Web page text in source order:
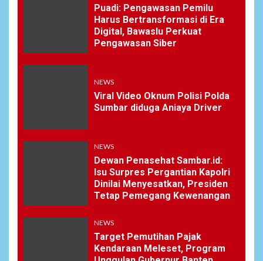
Puadi: Pengawasan Pemilu
Harus Bertransformasi di Era
Digital, Bawaslu Perkuat
Pengawasan Siber
NEWS
Viral Video Oknum Polisi Polda
Sumbar diduga Aniaya Driver
NEWS
Dewan Penasehat Sambar.id:
Isu Surpres Pergantian Kapolri
Dinilai Menyesatkan, Presiden
Tetap Pemegang Kewenangan
NEWS
Target Pemutihan Pajak
Kendaraan Meleset, Program